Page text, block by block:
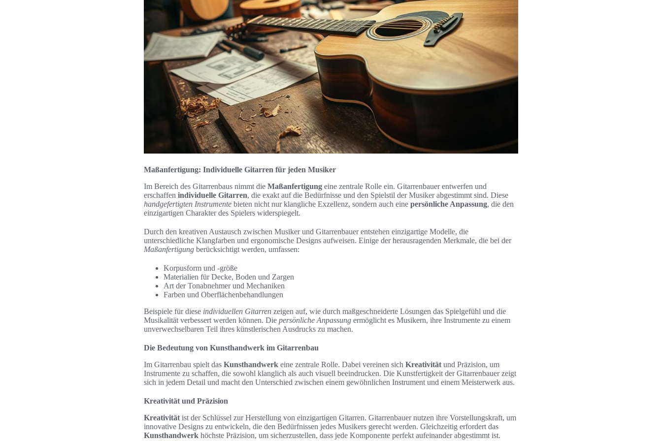
Maßanfertigung: Individuelle Gitarren für jeden Musiker
Im Bereich des Gitarrenbaus nimmt die Maßanfertigung eine zentrale Rolle ein. Gitarrenbauer entwerfen und
erschaffen individuelle Gitarren, die exakt auf die Bedürfnisse und den Spielstil der Musiker abgestimmt sind. Diese
handgefertigten Instrumente bieten nicht nur klangliche Exzellenz, sondern auch eine persönliche Anpassung, die den
einzigartigen Charakter des Spielers widerspiegelt.
Durch den kreativen Austausch zwischen Musiker und Gitarrenbauer entstehen einzigartige Modelle, die
unterschiedliche Klangfarben und ergonomische Designs aufweisen. Einige der herausragenden Merkmale, die bei der
Maßanfertigung berücksichtigt werden, umfassen:
Korpusform und -größe
Materialien für Decke, Boden und Zargen
Art der Tonabnehmer und Mechaniken
Farben und Oberflächenbehandlungen
Beispiele für diese individuellen Gitarren zeigen auf, wie durch maßgeschneiderte Lösungen das Spielgefühl und die
Musikalität verbessert werden können. Die persönliche Anpassung ermöglicht es Musikern, ihre Instrumente zu einem
unverwechselbaren Teil ihres künstlerischen Ausdrucks zu machen.
Die Bedeutung von Kunsthandwerk im Gitarrenbau
Im Gitarrenbau spielt das Kunsthandwerk eine zentrale Rolle. Dabei vereinen sich Kreativität und Präzision, um
Instrumente zu schaffen, die sowohl klanglich als auch visuell beeindrucken. Die Kunstfertigkeit der Gitarrenbauer zeigt
sich in jedem Detail und macht den Unterschied zwischen einem gewöhnlichen Instrument und einem Meisterwerk aus.
Kreativität und Präzision
Kreativität ist der Schlüssel zur Herstellung von einzigartigen Gitarren. Gitarrenbauer nutzen ihre Vorstellungskraft, um
innovative Designs zu entwickeln, die den Bedürfnissen jedes Musikers gerecht werden. Gleichzeitig erfordert das
Kunsthandwerk höchste Präzision, um sicherzustellen, dass jede Komponente perfekt aufeinander abgestimmt ist.